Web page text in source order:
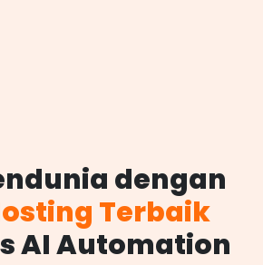
dengan
Terbaik
AI Automation